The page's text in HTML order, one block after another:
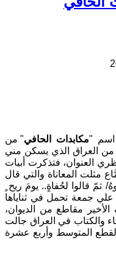
"مكابدات الحافي" من
من العراق الذي يسكن مني
العنوان، فتذكرت أبيات
مثلت المعاناة والتي قال
/ ثمّ قالوا لحُفاةٍ.. يومَ ريح ٍ
جمعة تحمل في ثناياها
الأخير مقاطع من الديوان،
والكتاب في العراق جالت
المتوسط وأربع عشرة